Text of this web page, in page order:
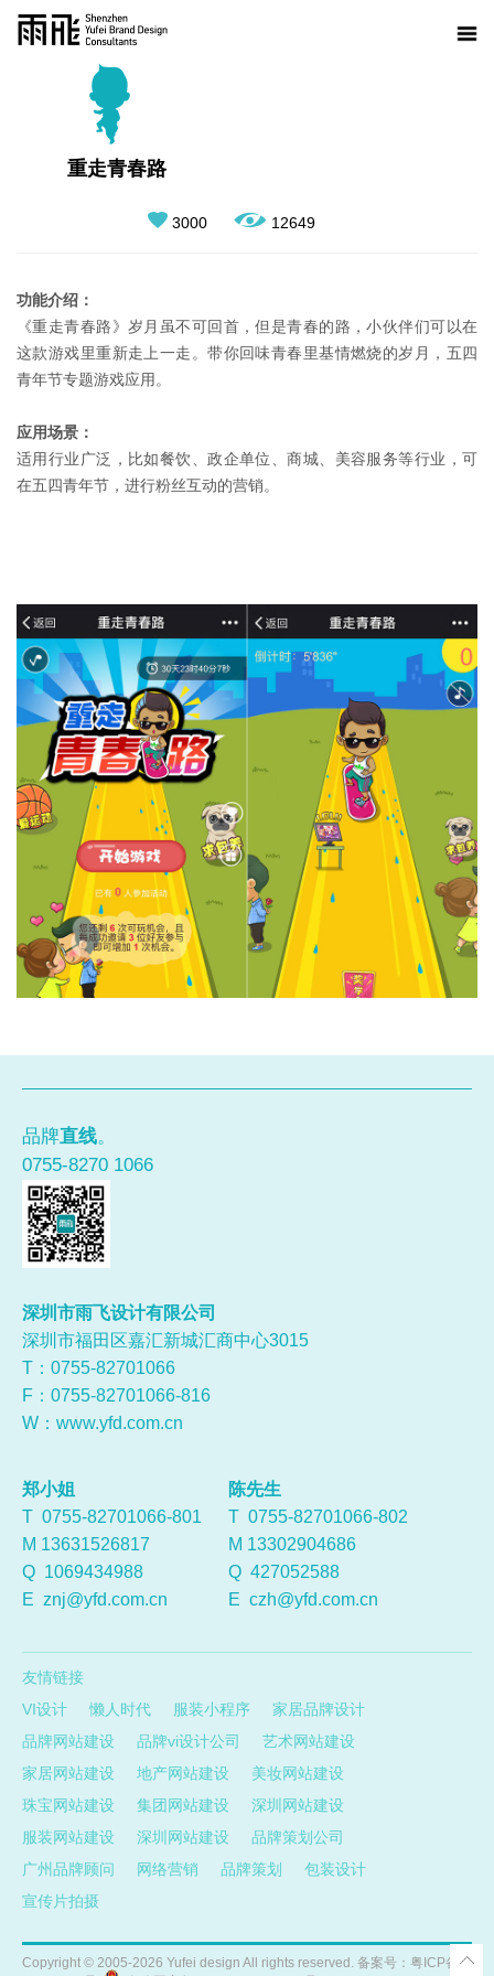
重走青春路
3000 12649
功能介绍：
《重走青春路》岁月虽不可回首，但是青春的路，小伙伴们可以在
这款游戏里重新走上一走。带你回味青春里基情燃烧的岁月，五四
青年节专题游戏应用。
应用场景：
适用行业广泛，比如餐饮、政企单位、商城、美容服务等行业，可
在五四青年节，进行粉丝互动的营销。
品牌直线。
0755-8270 1066
深圳市雨飞设计有限公司
深圳市福田区嘉汇新城汇商中心3015
T：0755-82701066
F：0755-82701066-816
W： www.yfd.com.cn
郑小姐
T 0755-82701066-801
M 13631526817
Q 1069434988
E znj@yfd.com.cn
陈先生
T 0755-82701066-802
M 13302904686
Q 427052588
E czh@yfd.com.cn
友情链接
VI设计
懒人时代 服装小程序
家居品牌设计
品牌网站建设
品牌vi设计公司
艺术网站建设
家居网站建设
地产网站建设
美妆网站建设
珠宝网站建设
集团网站建设
深圳网站建设
服装网站建设
深圳网站建设
品牌策划公司
广州品牌顾问
网络营销 品牌策划
包装设计
宣传片拍摄
Copyright © 2005-2026 Yufei design All rights reserved. 备案号： 粤ICP备